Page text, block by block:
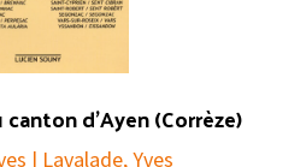
d’Ayen (Corrèze)
| Lavalade, Yves